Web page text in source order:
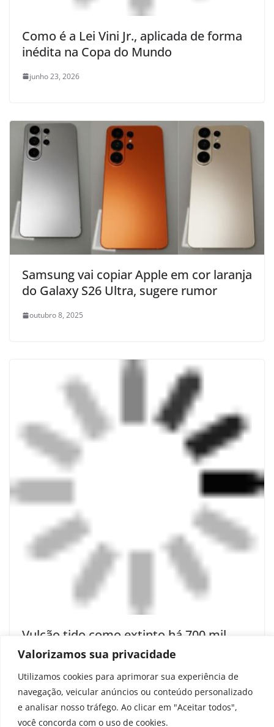
Valorizamos sua privacidade
Utilizamos cookies para aprimorar sua experiência de
navegação, veicular anúncios ou conteúdo personalizado
e analisar nosso tráfego. Ao clicar em "Aceitar todos",
você concorda com o uso de cookies.
Como é a Lei Vini Jr., aplicada de forma
inédita na Copa do Mundo
junho 23, 2026
Samsung vai copiar Apple em cor laranja
do Galaxy S26 Ultra, sugere rumor
outubro 8, 2025
Vulcão tido como extinto há 700 mil
anos dá sinais de atividade, alerta
outubro 20, 2025